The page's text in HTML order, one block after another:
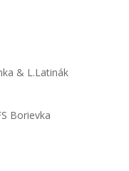
& L.Latinák
Borievka